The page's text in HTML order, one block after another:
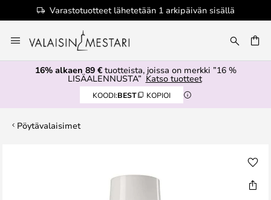
Varastotuotteet lähetetään 1 arkipäivän sisällä
to
Content
16% alkaen 89 €tuotteista, joissa on merkki ”16 %
LISÄALENNUSTA” Katso tuotteet
KOODI:BEST KOPIOI
Pöytävalaisimet